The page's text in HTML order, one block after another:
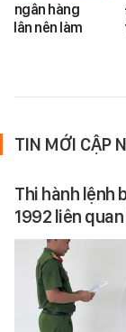
ngân hàng
dân nên làm
TIN MỚI CẬP
Thi hành lệnh
1992 liên